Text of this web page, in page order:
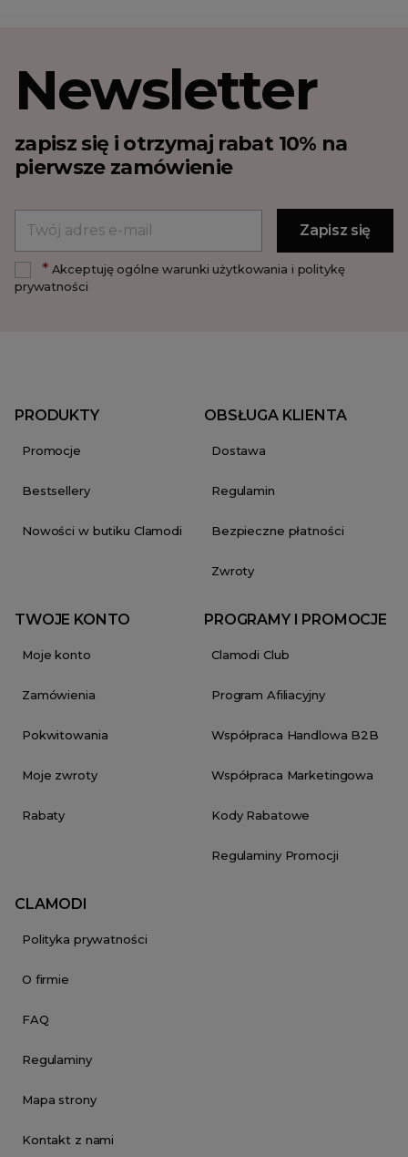
Newsletter
zapisz się i otrzymaj rabat 10% na
pierwsze zamówienie
*Akceptuję ogólne warunki użytkowania i politykę
prywatności
PRODUKTY
Promocje
Bestsellery
Nowości w butiku Clamodi
OBSŁUGA KLIENTA
Dostawa
Regulamin
Bezpieczne płatności
Zwroty
TWOJE KONTO
Moje konto
Zamówienia
Pokwitowania
Moje zwroty
Rabaty
PROGRAMY I PROMOCJE
Clamodi Club
Program Afiliacyjny
Współpraca Handlowa B2B
Współpraca Marketingowa
Kody Rabatowe
Regulaminy Promocji
CLAMODI
Polityka prywatności
O firmie
FAQ
Regulaminy
Mapa strony
Kontakt z nami